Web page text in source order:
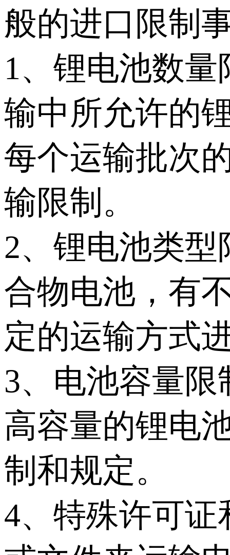
般的进口限制
1、锂电池数
输中所允许的
每个运输批次
输限制。
2、锂电池类
合物电池，有
定的运输方式
3、电池容量
高容量的锂电
制和规定。
4、特殊许可